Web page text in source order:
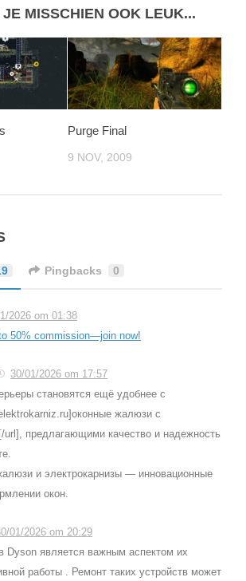
JE MISSCHIEN OOK LEUK...
Purge Final
9 NOV, 2009
Pingbacks 0
2026 om 01:38
50% commission—join now!
30/01/2026 om 17:57
становятся ещё удобнее с
жалюзи с
url], предлагающими качество и надежность
и электрокарнизы — инновационные
окон.
01/2026 om 20:29
Dyson является важным аспектом их
работы . Ремонт таких устройств может